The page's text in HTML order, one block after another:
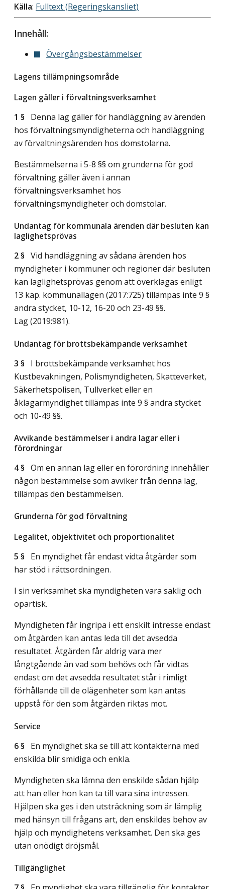
Källa: Fulltext (Regeringskansliet)
Innehåll:
Övergångsbestämmelser
Lagens tillämpningsområde
Lagen gäller i förvaltningsverksamhet
1 § Denna lag gäller för handläggning av ärenden
hos förvaltningsmyndigheterna och handläggning
av förvaltningsärenden hos domstolarna.
Bestämmelserna i 5-8 §§ om grunderna för god
förvaltning gäller även i annan
förvaltningsverksamhet hos
förvaltningsmyndigheter och domstolar.
Undantag för kommunala ärenden där besluten kan
laglighetsprövas
2 § Vid handläggning av sådana ärenden hos
myndigheter i kommuner och regioner där besluten
kan laglighetsprövas genom att överklagas enligt
13 kap. kommunallagen (2017:725) tillämpas inte 9 §
andra stycket, 10-12, 16-20 och 23-49 §§.
Lag (2019:981).
Undantag för brottsbekämpande verksamhet
3 § I brottsbekämpande verksamhet hos
Kustbevakningen, Polismyndigheten, Skatteverket,
Säkerhetspolisen, Tullverket eller en
åklagarmyndighet tillämpas inte 9 § andra stycket
och 10-49 §§.
Avvikande bestämmelser i andra lagar eller i
förordningar
4 § Om en annan lag eller en förordning innehåller
någon bestämmelse som avviker från denna lag,
tillämpas den bestämmelsen.
Grunderna för god förvaltning
Legalitet, objektivitet och proportionalitet
5 § En myndighet får endast vidta åtgärder som
har stöd i rättsordningen.
I sin verksamhet ska myndigheten vara saklig och
opartisk.
Myndigheten får ingripa i ett enskilt intresse endast
om åtgärden kan antas leda till det avsedda
resultatet. Åtgärden får aldrig vara mer
långtgående än vad som behövs och får vidtas
endast om det avsedda resultatet står i rimligt
förhållande till de olägenheter som kan antas
uppstå för den som åtgärden riktas mot.
Service
6 § En myndighet ska se till att kontakterna med
enskilda blir smidiga och enkla.
Myndigheten ska lämna den enskilde sådan hjälp
att han eller hon kan ta till vara sina intressen.
Hjälpen ska ges i den utsträckning som är lämplig
med hänsyn till frågans art, den enskildes behov av
hjälp och myndighetens verksamhet. Den ska ges
utan onödigt dröjsmål.
Tillgänglighet